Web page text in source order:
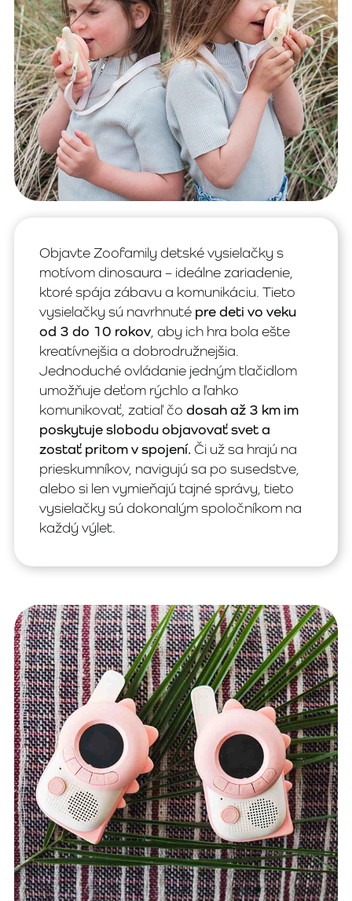
Objavte Zoofamily detské vysielačky s
motívom dinosaura – ideálne zariadenie,
ktoré spája zábavu a komunikáciu. Tieto
vysielačky sú navrhnuté pre deti vo veku
od 3 do 10 rokov , aby ich hra bola ešte
kreatívnejšia a dobrodružnejšia.
Jednoduché ovládanie jedným tlačidlom
umožňuje deťom rýchlo a ľahko
komunikovať, zatiaľ čo dosah až 3 km im
poskytuje slobodu objavovať svet a
zostať pritom v spojení. Či už sa hrajú na
prieskumníkov, navigujú sa po susedstve,
alebo si len vymieňajú tajné správy, tieto
vysielačky sú dokonalým spoločníkom na
každý výlet.